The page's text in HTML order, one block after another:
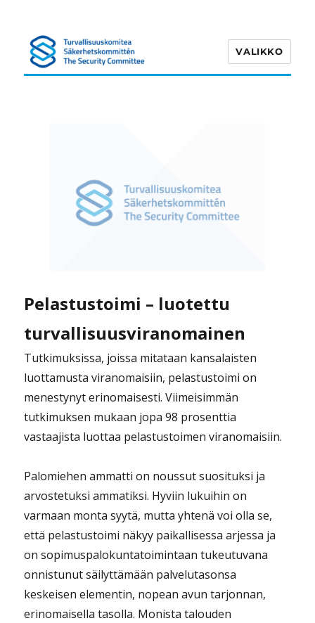
VALIKKO
Pelastustoimi – luotettu
turvallisuusviranomainen
Tutkimuksissa, joissa mitataan kansalaisten
luottamusta viranomaisiin, pelastustoimi on
menestynyt erinomaisesti. Viimeisimmän
tutkimuksen mukaan jopa 98 prosenttia
vastaajista luottaa pelastustoimen viranomaisiin.
Palomiehen ammatti on noussut suosituksi ja
arvostetuksi ammatiksi. Hyviin lukuihin on
varmaan monta syytä, mutta yhtenä voi olla se,
että pelastustoimi näkyy paikallisessa arjessa ja
on sopimuspalokuntatoimintaan tukeutuvana
onnistunut säilyttämään palvelutasonsa
keskeisen elementin, nopean avun tarjonnan,
erinomaisella tasolla. Monista talouden